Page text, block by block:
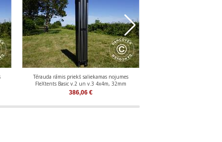
Tērauda rāmis priekš saliekamas nojumes
FleXtents Basic v.2 un v.3 4x4m, 32mm
386,06 €